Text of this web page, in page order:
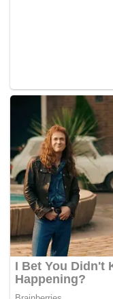
Turut hadir ialah
Mohd. Nizom Sairi.
Pada majlis
Pembayar Cukai
dan Anugerah
individu.
Tidak ketinggalan,
atas talian baharu
kakitangan agensi
sut moden.